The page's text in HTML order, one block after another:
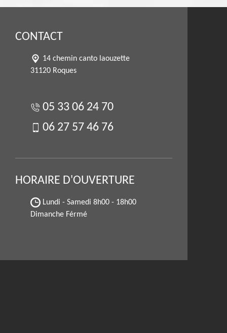
CONTACT
14 chemin canto laouzette
31120 Roques
05 33 06 24 70
06 27 57 46 76
HORAIRE D'OUVERTURE
Lundi - Samedi 8h00 - 18h00
Dimanche Férmé